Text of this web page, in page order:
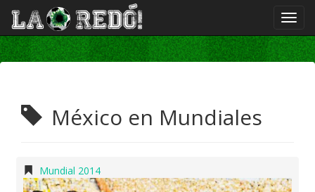
México en Mundiales
Mundial 2014